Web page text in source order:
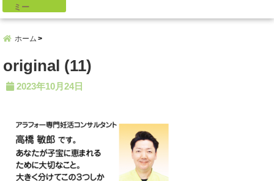
ミー
ホーム
original (11)
2023年10月24日